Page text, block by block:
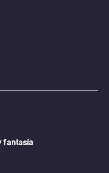
fantasía